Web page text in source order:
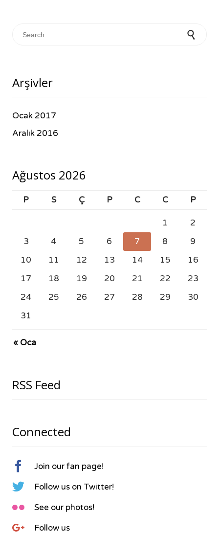
Arşivler
Ocak 2017
Aralık 2016
Ağustos 2026
P S Ç P C C P
« Oca
1
2
3
4 5 6 7 8
9
10
11 12 13 14 15
16
17
18 19 20 21 22
23
24
25 26 27 28 29
30
31
RSS Feed
Connected
 Join our fan page!
 Follow us on Twitter!
 See our photos!
 Follow us